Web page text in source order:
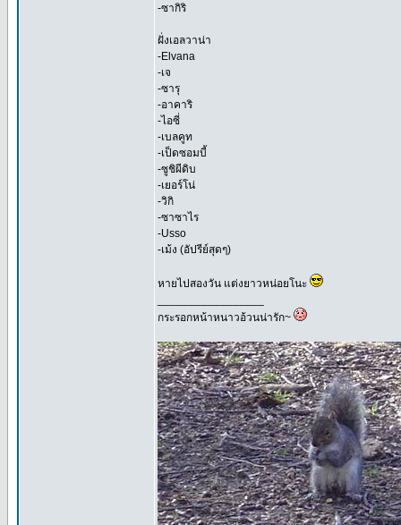
-ซากิริ
ฝั่งเอลวาน่า
-Elvana
-เจ
-ซารุ
-อาคาริ
-ไอซี่
-เบลคูท
-เป็ดซอมบี้
-ซูชิผีดิบ
-เยอร์โน่
-วิกิ
-ซาซาไร
-Usso
-เม้ง (อัปรีย์สุดๆ)
หายไปสองวัน แต่งยาวหน่อยโนะ
กระรอกหน้าหนาวอ้วนน่ารัก~